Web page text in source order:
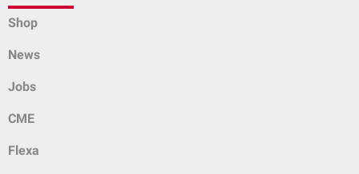
Shop
News
Jobs
CME
Flexa